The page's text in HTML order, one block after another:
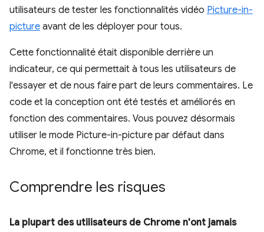
utilisateurs de tester les fonctionnalités vidéo Picture-in-
picture avant de les déployer pour tous.
Cette fonctionnalité était disponible derrière un
indicateur, ce qui permettait à tous les utilisateurs de
l'essayer et de nous faire part de leurs commentaires. Le
code et la conception ont été testés et améliorés en
fonction des commentaires. Vous pouvez désormais
utiliser le mode Picture-in-picture par défaut dans
Chrome, et il fonctionne très bien.
Comprendre les risques
La plupart des utilisateurs de Chrome n'ont jamais